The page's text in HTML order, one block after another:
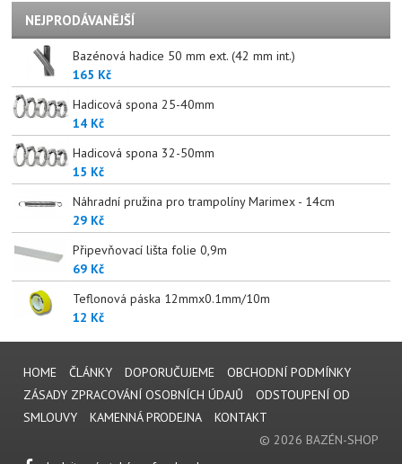
NEJPRODÁVANĚJŠÍ
Bazénová hadice 50 mm ext. (42 mm int.)
165 Kč
Hadicová spona 25-40mm
14 Kč
Hadicová spona 32-50mm
15 Kč
Náhradní pružina pro trampolíny Marimex - 14cm
29 Kč
Připevňovací lišta folie 0,9m
69 Kč
Teflonová páska 12mmx0.1mm/10m
12 Kč
HOME ČLÁNKY DOPORUČUJEME
OBCHODNÍ PODMÍNKY
ZÁSADY ZPRACOVÁNÍ OSOBNÍCH ÚDAJŮ
ODSTOUPENÍ OD
SMLOUVY
KAMENNÁ PRODEJNA
KONTAKT
© 2026 BAZÉN-SHOP